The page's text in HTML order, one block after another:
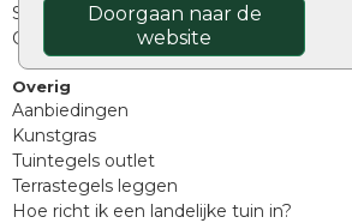
Doorgaan naar de
website
Split, grind en zand
Oprit tegels
Overig
Aanbiedingen
Kunstgras
Tuintegels outlet
Terrastegels leggen
Hoe richt ik een landelijke tuin in?